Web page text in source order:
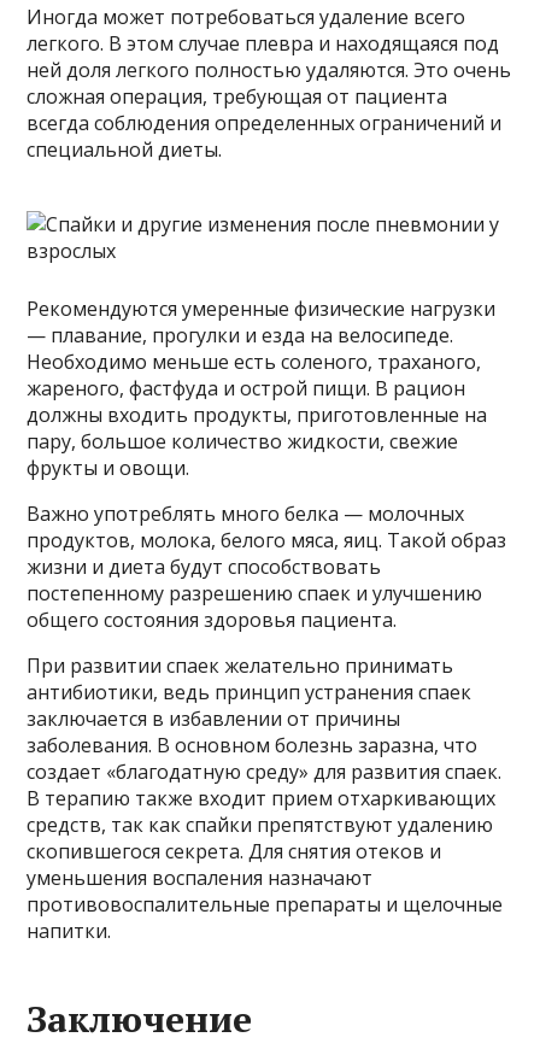
Иногда может потребоваться удаление всего
легкого. В этом случае плевра и находящаяся под
ней доля легкого полностью удаляются. Это очень
сложная операция, требующая от пациента
всегда соблюдения определенных ограничений и
специальной диеты.
Рекомендуются умеренные физические нагрузки
— плавание, прогулки и езда на велосипеде.
Необходимо меньше есть соленого, траханого,
жареного, фастфуда и острой пищи. В рацион
должны входить продукты, приготовленные на
пару, большое количество жидкости, свежие
фрукты и овощи.
Важно употреблять много белка — молочных
продуктов, молока, белого мяса, яиц. Такой образ
жизни и диета будут способствовать
постепенному разрешению спаек и улучшению
общего состояния здоровья пациента.
При развитии спаек желательно принимать
антибиотики, ведь принцип устранения спаек
заключается в избавлении от причины
заболевания. В основном болезнь заразна, что
создает «благодатную среду» для развития спаек.
В терапию также входит прием отхаркивающих
средств, так как спайки препятствуют удалению
скопившегося секрета. Для снятия отеков и
уменьшения воспаления назначают
противовоспалительные препараты и щелочные
напитки.
Заключение